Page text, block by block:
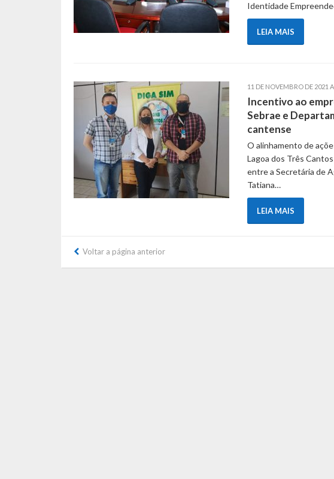
Identidade
LEIA MAIS
11 DE NOVEMBRO DE 2021
Incentivo ao
Sebrae e
cantense
O alinhamento de
Lagoa dos Três
entre a Secretária de
Tatiana…
LEIA MAIS
Voltar a página anterior